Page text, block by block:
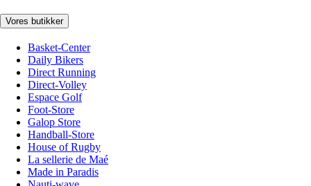
Vores butikker
Basket-Center
Daily Bikers
Direct Running
Direct-Volley
Espace Golf
Foot-Store
Galop Store
Handball-Store
House of Rugby
La sellerie de Maé
Made in Paradis